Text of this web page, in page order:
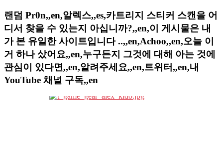
랜덤 Pr0n,,en,알렉스,,es,카트리지 스티커 스캔을 어
디서 찾을 수 있는지 아십니까?,,en,이 게시물은 내
가 본 유일한 사이트입니다 ..,,en,Achoo,,en,오늘 이
거 하나 샀어요,,en,누구든지 그것에 대해 아는 것에
관심이 있다면,,en,알려주세요,,en,트위터,,en,내
YouTube 채널 구독,,en